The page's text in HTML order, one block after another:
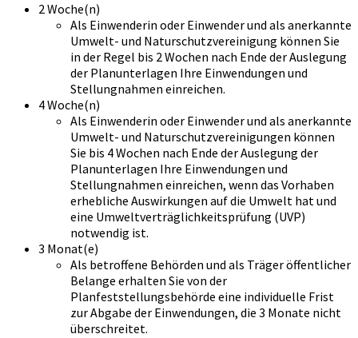
2 Woche(n)
Als Einwenderin oder Einwender und als anerkannte
Umwelt- und Naturschutzvereinigung können Sie
in der Regel bis 2 Wochen nach Ende der Auslegung
der Planunterlagen Ihre Einwendungen und
Stellungnahmen einreichen.
4 Woche(n)
Als Einwenderin oder Einwender und als anerkannte
Umwelt- und Naturschutzvereinigungen können
Sie bis 4 Wochen nach Ende der Auslegung der
Planunterlagen Ihre Einwendungen und
Stellungnahmen einreichen, wenn das Vorhaben
erhebliche Auswirkungen auf die Umwelt hat und
eine Umweltverträglichkeitsprüfung (UVP)
notwendig ist.
3 Monat(e)
Als betroffene Behörden und als Träger öffentlicher
Belange erhalten Sie von der
Planfeststellungsbehörde eine individuelle Frist
zur Abgabe der Einwendungen, die 3 Monate nicht
überschreitet.